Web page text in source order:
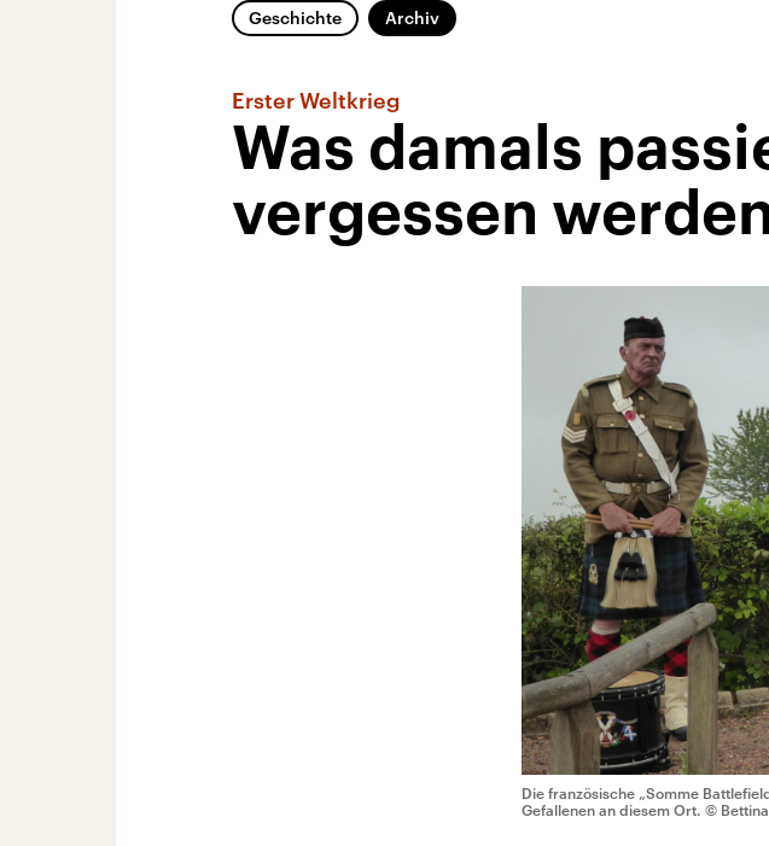
Geschichte Archiv
Erster Weltkrieg
Was damals
vergessen
Die französische „Somme
Gefallenen an diesem Ort. ©